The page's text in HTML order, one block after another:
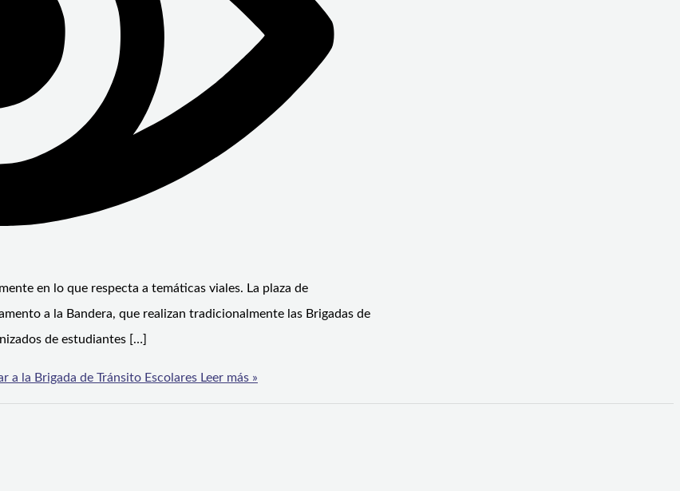
en lo que respecta a temáticas viales. La plaza de
a la Bandera, que realizan tradicionalmente las Brigadas de
de estudiantes […]
a la Brigada de Tránsito Escolares Leer más »